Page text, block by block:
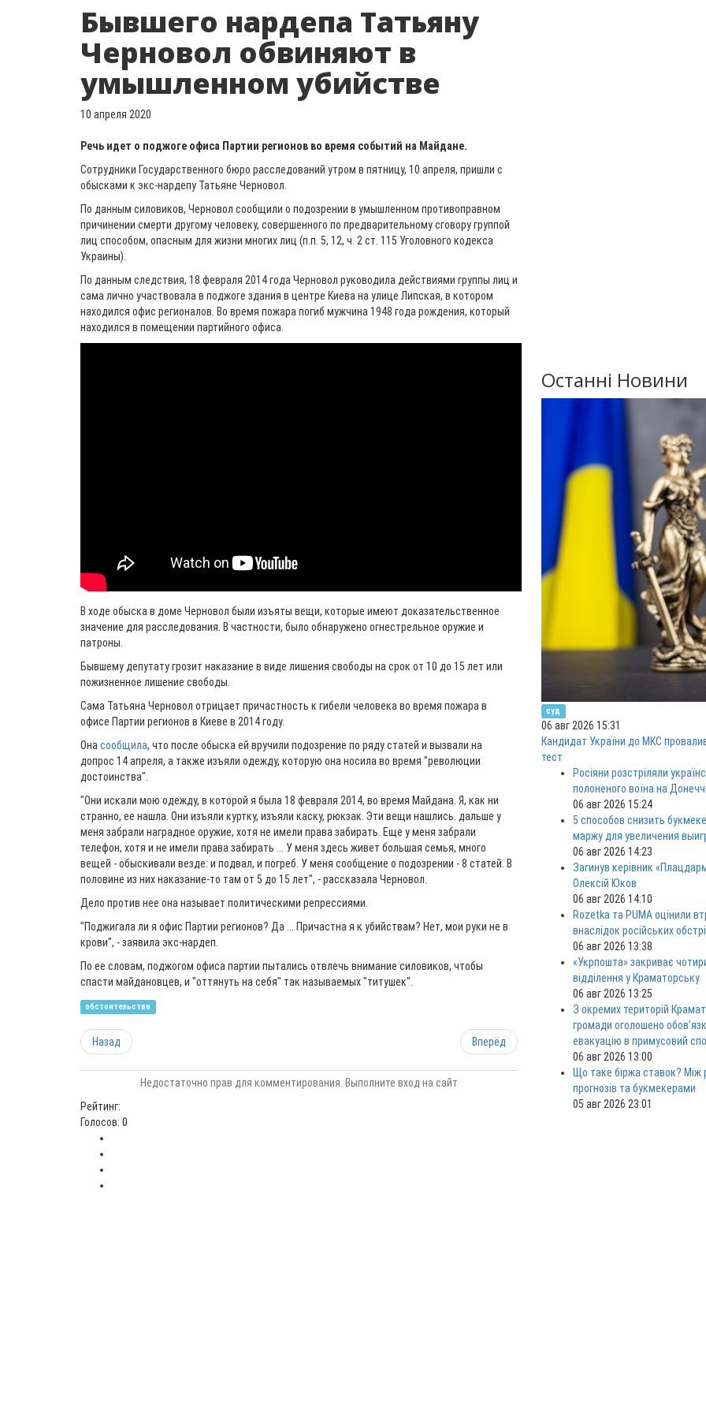
Бывшего нардепа Татьяну
Черновол обвиняют в
умышленном убийстве
10 апреля 2020
Речь идет о поджоге офиса Партии регионов во время событий на Майдане.
Сотрудники Государственного бюро расследований утром в пятницу, 10 апреля, пришли с
обысками к экс-нардепу Татьяне Черновол.
По данным силовиков, Черновол сообщили о подозрении в умышленном противоправном
причинении смерти другому человеку, совершенного по предварительному сговору группой
лиц способом, опасным для жизни многих лиц (п.п. 5, 12, ч. 2 ст. 115 Уголовного кодекса
Украины).
По данным следствия, 18 февраля 2014 года Черновол руководила действиями группы лиц и
сама лично участвовала в поджоге здания в центре Киева на улице Липская, в котором
находился офис регионалов. Во время пожара погиб мужчина 1948 года рождения, который
находился в помещении партийного офиса.
В ходе обыска в доме Черновол были изъяты вещи, которые имеют доказательственное
значение для расследования. В частности, было обнаружено огнестрельное оружие и
патроны.
Бывшему депутату грозит наказание в виде лишения свободы на срок от 10 до 15 лет или
пожизненное лишение свободы.
Сама Татьяна Черновол отрицает причастность к гибели человека во время пожара в
офисе Партии регионов в Киеве в 2014 году.
Она сообщила, что после обыска ей вручили подозрение по ряду статей и вызвали на
допрос 14 апреля, а также изъяли одежду, которую она носила во время "революции
достоинства".
"Они искали мою одежду, в которой я была 18 февраля 2014, во время Майдана. Я, как ни
странно, ее нашла. Они изъяли куртку, изъяли каску, рюкзак. Эти вещи нашлись. дальше у
меня забрали наградное оружие, хотя не имели права забирать. Еще у меня забрали
телефон, хотя и не имели права забирать ... У меня здесь живет большая семья, много
вещей - обыскивали везде: и подвал, и погреб. У меня сообщение о подозрении - 8 статей. В
половине из них наказание-то там от 5 до 15 лет", - рассказала Черновол.
Дело против нее она называет политическими репрессиями.
"Поджигала ли я офис Партии регионов? Да ... Причастна я к убийствам? Нет, мои руки не в
крови", - заявила экс-нардеп.
По ее словам, поджогом офиса партии пытались отвлечь внимание силовиков, чтобы
спасти майдановцев, и "оттянуть на себя" так называемых "титушек".
обстоятельства
Назад Вперёд
Недостаточно прав для комментирования. Выполните вход на сайт
Рейтинг:
Голосов: 0
Останні Новини
суд
06 авг 2026 15:31
Кандидат України до МКС
тест
Росіяни розстріляли
полоненого воїна на
06 авг 2026 15:24
5 способов снизить
маржу для увеличения
06 авг 2026 14:23
Загинув керівник
Олексій Юков
06 авг 2026 14:10
Rozetka та PUMA оцінили
внаслідок російських
06 авг 2026 13:38
«Укрпошта» закриває
відділення у Краматорську
06 авг 2026 13:25
З окремих територій
громади оголошено
евакуацію в примусовий
06 авг 2026 13:00
Що таке біржа ставок? Між
прогнозів та букмекерами
05 авг 2026 23:01